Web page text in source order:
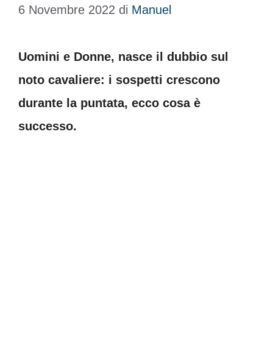
6 Novembre 2022 di Manuel
Uomini e Donne, nasce il dubbio sul
noto cavaliere: i sospetti crescono
durante la puntata, ecco cosa è
successo.